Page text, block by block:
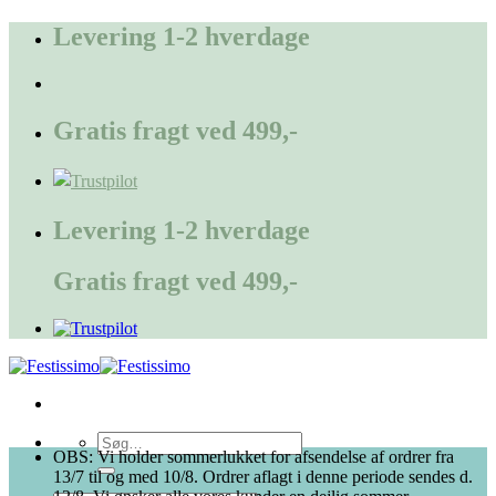
FortsætLevering 1-2 hverdage
Gratis fragt ved 499,-
Levering 1-2 hverdage
Gratis fragt ved 499,-
Søg
efter:
OBS: Vi holder sommerlukket for afsendelse af ordrer fra
13/7 til og med 10/8. Ordrer aflagt i denne periode sendes d.